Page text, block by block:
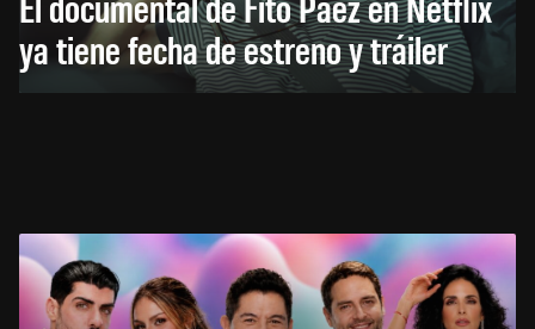
ya tiene fecha de estreno y tráiler